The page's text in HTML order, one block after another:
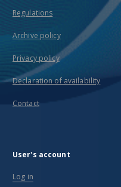
Regulations
Archive policy
Privacy policy
Declaration of availability
Contact
User's account
Log in